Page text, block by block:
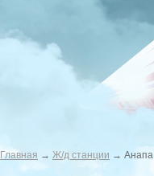
Главная → Ж/д станции → Анапа